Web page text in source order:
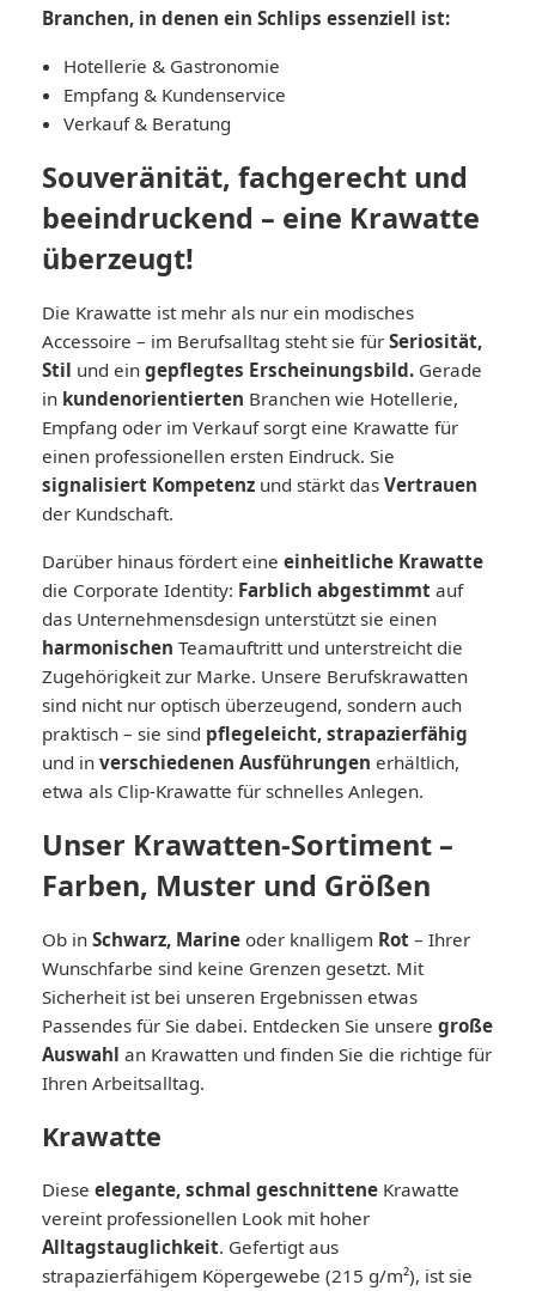
Branchen, in denen ein Schlips essenziell ist:
Hotellerie & Gastronomie
Empfang & Kundenservice
Verkauf & Beratung
Souveränität, fachgerecht und
beeindruckend – eine Krawatte
überzeugt!
Die Krawatte ist mehr als nur ein modisches
Accessoire – im Berufsalltag steht sie für Seriosität,
Stil und ein gepflegtes Erscheinungsbild. Gerade
in kundenorientierten Branchen wie Hotellerie,
Empfang oder im Verkauf sorgt eine Krawatte für
einen professionellen ersten Eindruck. Sie
signalisiert Kompetenz und stärkt das Vertrauen
der Kundschaft.
Darüber hinaus fördert eine einheitliche Krawatte
die Corporate Identity: Farblich abgestimmt auf
das Unternehmensdesign unterstützt sie einen
harmonischen Teamauftritt und unterstreicht die
Zugehörigkeit zur Marke. Unsere Berufskrawatten
sind nicht nur optisch überzeugend, sondern auch
praktisch – sie sind pflegeleicht, strapazierfähig
und in verschiedenen Ausführungen erhältlich,
etwa als Clip-Krawatte für schnelles Anlegen.
Unser Krawatten-Sortiment –
Farben, Muster und Größen
Ob in Schwarz, Marine oder knalligem Rot – Ihrer
Wunschfarbe sind keine Grenzen gesetzt. Mit
Sicherheit ist bei unseren Ergebnissen etwas
Passendes für Sie dabei. Entdecken Sie unsere große
Auswahl an Krawatten und finden Sie die richtige für
Ihren Arbeitsalltag.
Krawatte
Diese elegante, schmal geschnittene Krawatte
vereint professionellen Look mit hoher
Alltagstauglichkeit. Gefertigt aus
strapazierfähigem Köpergewebe (215 g/m²), ist sie